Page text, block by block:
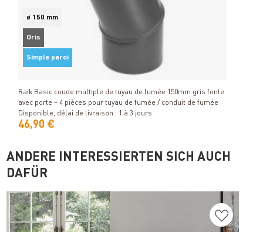
ø 150 mm
Gris
Simple paroi
Détails
Raik Basic coude multiple de tuyau de fumée 150mm gris fonte
avec porte – 4 pièces pour tuyau de fumée / conduit de fumée
Disponible, délai de livraison : 1 à 3 jours
46,90 €
ANDERE INTERESSIERTEN SICH AUCH
DAFÜR